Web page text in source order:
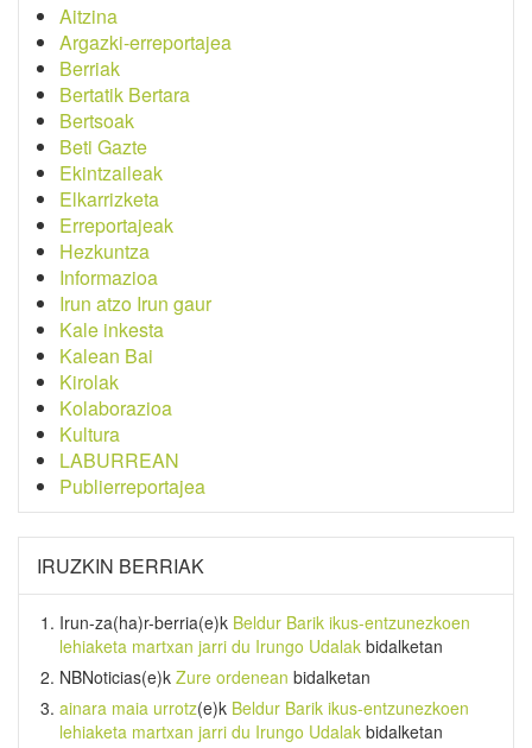
Aitzina
Argazki-erreportajea
Berriak
Bertatik Bertara
Bertsoak
Beti Gazte
Ekintzaileak
Elkarrizketa
Erreportajeak
Hezkuntza
Informazioa
Irun atzo Irun gaur
Kale inkesta
Kalean Bai
Kirolak
Kolaborazioa
Kultura
LABURREAN
Publierreportajea
IRUZKIN BERRIAK
Irun-za(ha)r-berria(e)k Beldur Barik ikus-entzunezkoen
lehiaketa martxan jarri du Irungo Udalak bidalketan
NBNoticias(e)k Zure ordenean bidalketan
ainara maia urrotz(e)k Beldur Barik ikus-entzunezkoen
lehiaketa martxan jarri du Irungo Udalak bidalketan